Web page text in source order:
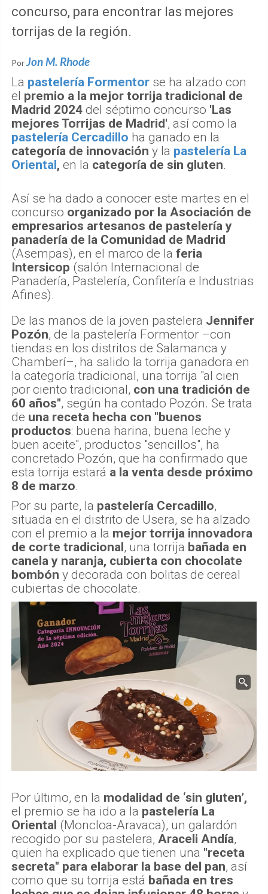
concurso, para encontrar las mejores
torrijas de la región.
PorJon M. Rhode
La pastelería Formentor se ha alzado con
el premio a la mejor torrija tradicional de
Madrid 2024 del séptimo concurso 'Las
mejores Torrijas de Madrid', así como la
pastelería Cercadillo ha ganado en la
categoría de innovación y la pastelería La
Oriental, en la categoría de sin gluten.
Así se ha dado a conocer este martes en el
concurso organizado por la Asociación de
empresarios artesanos de pastelería y
panadería de la Comunidad de Madrid
(Asempas), en el marco de la feria
Intersicop (salón Internacional de
Panadería, Pastelería, Confitería e Industrias
Afines).
De las manos de la joven pastelera Jennifer
Pozón, de la pastelería Formentor –con
tiendas en los distritos de Salamanca y
Chamberí–, ha salido la torrija ganadora en
la categoría tradicional, una torrija "al cien
por ciento tradicional, con una tradición de
60 años", según ha contado Pozón. Se trata
de una receta hecha con "buenos
productos: buena harina, buena leche y
buen aceite", productos "sencillos", ha
concretado Pozón, que ha confirmado que
esta torrija estará a la venta desde próximo
8 de marzo.
Por su parte, la pastelería Cercadillo,
situada en el distrito de Usera, se ha alzado
con el premio a la mejor torrija innovadora
de corte tradicional, una torrija bañada en
canela y naranja, cubierta con chocolate
bombón y decorada con bolitas de cereal
cubiertas de chocolate.
Por último, en la modalidad de ‘sin gluten’,
el premio se ha ido a la pastelería La
Oriental (Moncloa-Aravaca), un galardón
recogido por su pastelera, Araceli Andía,
quien ha explicado que tienen una "receta
secreta" para elaborar la base del pan, así
como que su torrija está bañada en tres